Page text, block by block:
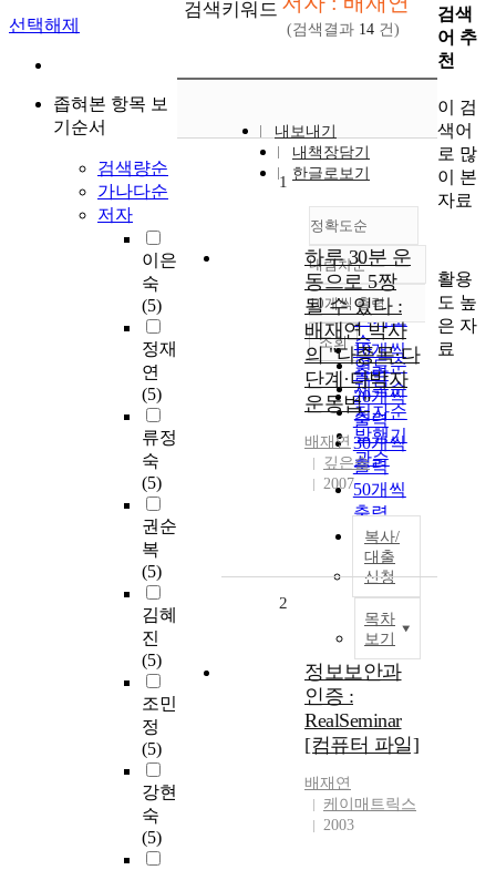
선택해제
좁혀본 항목 보
기순서
검색량순
가나다순
저자
이은
숙
(5)
정재
연
(5)
류정
숙
(5)
권순
복
(5)
김혜
진
(5)
조민
정
(5)
강현
숙
(5)
검색키워드
(검색결과 14 건)
내보내기
내책장담기
한글로보기
정확도순
정확도
순
인기도
순
연도순
제목순
저자순
발행기
관순
내림차순
내림차순
10개씩 출력
10개씩
출력
20개씩
출력
30개씩
출력
50개씩
출력
100개씩
출력
조회
1
하루 30분 운
동으로 5짱
될 수 있다 :
배재연 박사
의 "다종목·다
단계·다박자
운동법"
배재연
깊은솔
2007
복사/
대출
신청
목차
보기
2
정보보안과
인증 :
RealSeminar
[컴퓨터 파일]
배재연
케이매트릭스
2003
검색
어 추
천
이 검
색어
로 많
이 본
자료
활용
도 높
은 자
료